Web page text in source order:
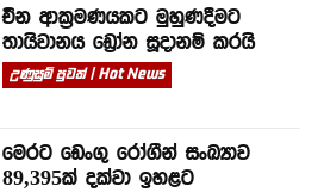
චීන ආක්‍රමණයකට මුහුණදීමට
තායිවානය ඩ්‍රෝන සූදානම් කරයි
උණුසුම් පුවත් | Hot News
මෙරට ඩෙංගු රෝගීන් සංඛ්‍යාව
89,395ක් දක්වා ඉහළට